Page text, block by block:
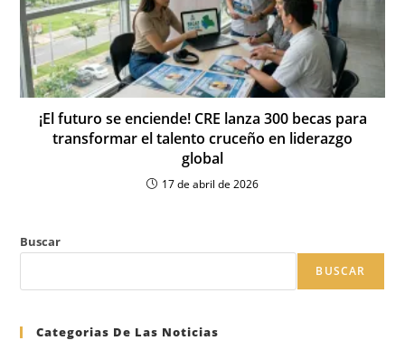
¡El futuro se enciende! CRE lanza 300 becas para
transformar el talento cruceño en liderazgo
global
17 de abril de 2026
Buscar
BUSCAR
Categorias De Las Noticias